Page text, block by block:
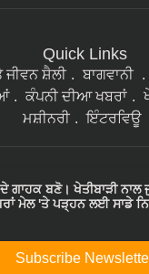
Quick Links
ਸ਼ੈਲੀ ਬਾਗਵਾਨੀ
ਕੰਪਨੀ ਦੀਆ ਖਬਰਾਂ
ਮਸ਼ੀਨਰੀ
ਇੰਟਰਵਿਊ
ਗਾਹਕ ਬਣੋ। ਖੇਤੀਬਾੜੀ
ਮੇਲ 'ਤੇ ਪੜ੍ਹਨ ਲਈ ਸਾਡੇ
Subscribe